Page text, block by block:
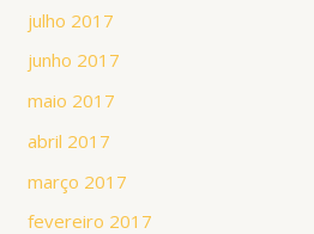
julho 2017
junho 2017
maio 2017
abril 2017
março 2017
fevereiro 2017